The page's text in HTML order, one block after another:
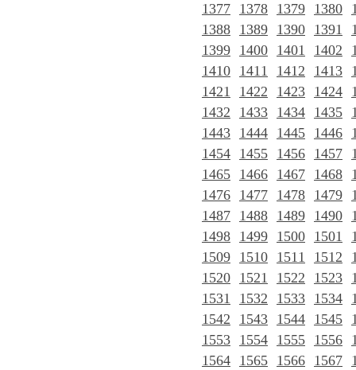
1377 1378 1379 1380
1388 1389 1390 1391
1399 1400 1401 1402
1410 1411 1412 1413
1421
1422 1423 1424
1432
1433 1434 1435
1443 1444 1445 1446
1454 1455 1456 1457
1465 1466 1467 1468
1476 1477 1478 1479
1487 1488 1489 1490
1498 1499 1500 1501
1509 1510 1511 1512
1520 1521 1522 1523
1531
1532 1533 1534
1542
1543 1544 1545
1553 1554 1555 1556
1564 1565 1566 1567